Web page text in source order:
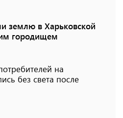
землю в Харьковской
городищем
на
без света после